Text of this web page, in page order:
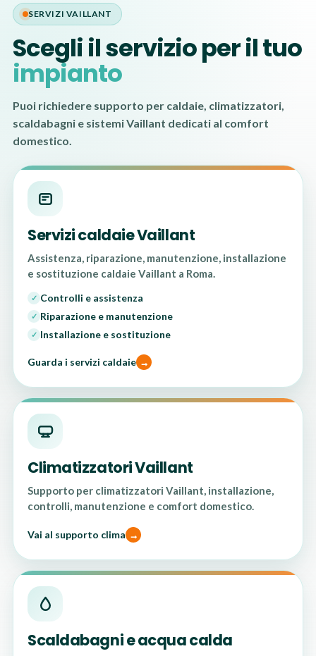
SERVIZI VAILLANT
Scegli il servizio per il tuo
impianto
Puoi richiedere supporto per caldaie, climatizzatori,
scaldabagni e sistemi Vaillant dedicati al comfort
domestico.
Servizi caldaie Vaillant
Assistenza, riparazione, manutenzione, installazione
e sostituzione caldaie Vaillant a Roma.
✓ Controlli e assistenza
✓ Riparazione e manutenzione
✓ Installazione e sostituzione
Guarda i servizi caldaie
Climatizzatori Vaillant
Supporto per climatizzatori Vaillant, installazione,
controlli, manutenzione e comfort domestico.
Vai al supporto clima
Scaldabagni e acqua calda